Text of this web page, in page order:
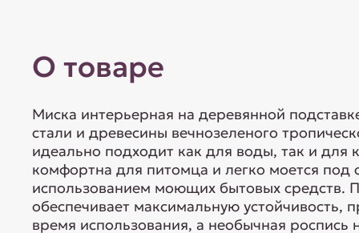
О товаре
Миска интерьерная на деревянной
стали и древесины вечнозеленого
идеально подходит как для воды, так и для
комфортна для питомца и легко моется под
использованием моющих бытовых средств.
обеспечивает максимальную устойчивость,
время использования, а необычная роспись